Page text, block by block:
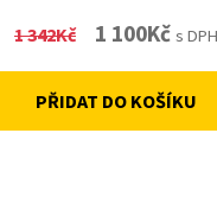
1 342Kč
Original
price
was:
1 100Kč
is:
s DPH
PŘIDAT DO KOŠÍKU